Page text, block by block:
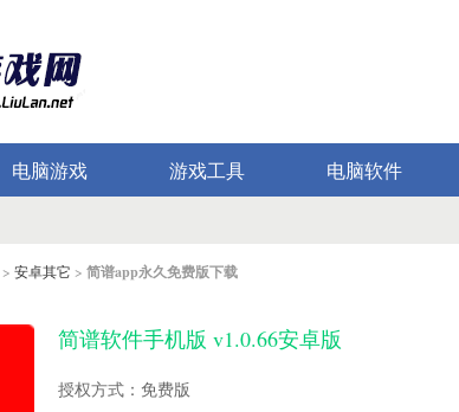
电脑游戏 游戏工具 电脑软件
> 安卓其它 > 简谱app永久免费版下载
简谱软件手机版 v1.0.66安卓版
授权方式：免费版